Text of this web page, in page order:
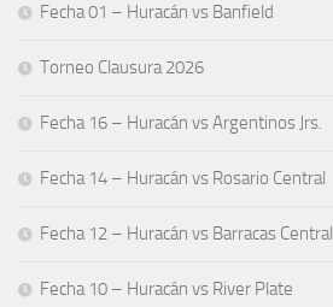
Fecha 01 – Huracán vs Banfield
Torneo Clausura 2026
Fecha 16 – Huracán vs Argentinos Jrs.
Fecha 14 – Huracán vs Rosario Central
Fecha 12 – Huracán vs Barracas Central
Fecha 10 – Huracán vs River Plate